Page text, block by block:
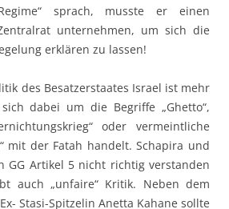
sprach, musste er einen
unternehmen, um sich die
erklären zu lassen!
des Besatzerstaates Israel ist mehr
dabei um die Begriffe „Ghetto“,
oder vermeintliche
mit der Fatah handelt. Schapira und
GG Artikel 5 nicht richtig verstanden
auch „unfaire“ Kritik. Neben dem
Stasi-Spitzelin Anetta Kahane sollte